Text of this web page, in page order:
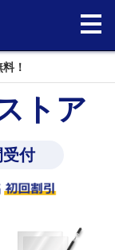
！
トア
付